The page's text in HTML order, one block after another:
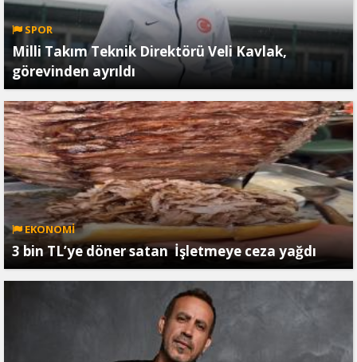
SPOR
Milli Takım Teknik Direktörü Veli Kavlak,
görevinden ayrıldı
EKONOMİ
3 bin TL’ye döner satan İşletmeye ceza yağdı